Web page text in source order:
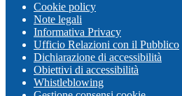
Cookie policy
Note legali
Informativa Privacy
Ufficio Relazioni con il Pubblico
Dichiarazione di accessibilità
Obiettivi di accessibilità
Whistleblowing